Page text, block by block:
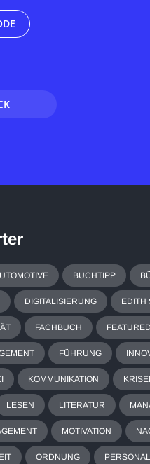
BUCHTIPP
DIGITALISIERUNG EDITH
FACHBUCH FEATURED
FÜHRUNG
KOMMUNIKATION
LESEN LITERATUR
MOTIVATION
ORDNUNG